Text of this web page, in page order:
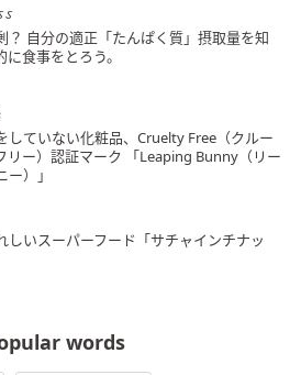
？ 自分の適正「たんぱく質」摂取量を知
に食事をとろう。
していない化粧品、Cruelty Free（クルー
リー）認証マーク 「Leaping Bunny（リー
ー）」
しいスーパーフード「サチャインチナッ
words